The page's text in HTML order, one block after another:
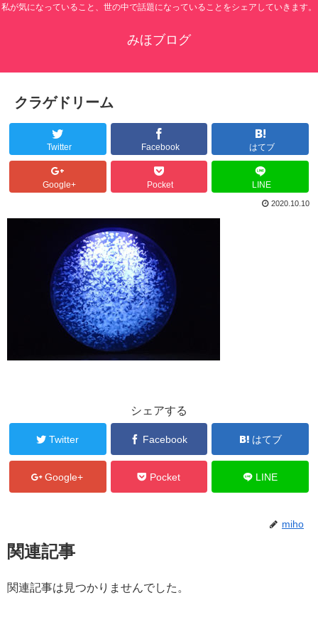
私が気になっていること、世の中で話題になっていることをシェアしていきます。
みほブログ
クラゲドリーム
Twitter Facebook はてブ
Google+ Pocket LINE
2020.10.10
シェアする
Twitter Facebook はてブ
Google+ Pocket LINE
miho
関連記事
関連記事は見つかりませんでした。